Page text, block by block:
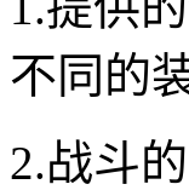
不同的
2.战斗